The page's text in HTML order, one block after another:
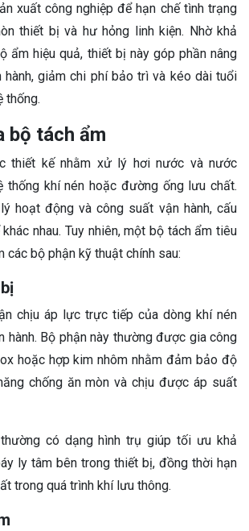
xuất công nghiệp để hạn chế tình trạng
thiết bị và hư hỏng linh kiện. Nhờ khả
ẩm hiệu quả, thiết bị này góp phần nâng
hành, giảm chi phí bảo trì và kéo dài tuổi
thống.
bộ tách ẩm
thiết kế nhằm xử lý hơi nước và nước
thống khí nén hoặc đường ống lưu chất.
hoạt động và công suất vận hành, cấu
nhau. Tuy nhiên, một bộ tách ẩm tiêu
các bộ phận kỹ thuật chính sau:
chịu áp lực trực tiếp của dòng khí nén
hành. Bộ phận này thường được gia công
hoặc hợp kim nhôm nhằm đảm bảo độ
chống ăn mòn và chịu được áp suất
có dạng hình trụ giúp tối ưu khả
ly tâm bên trong thiết bị, đồng thời hạn
trong quá trình khí lưu thông.